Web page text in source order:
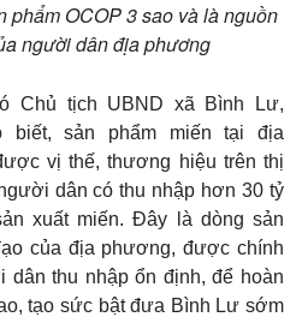
phẩm OCOP 3 sao và là nguồn
người dân địa phương
Chủ tịch UBND xã Bình Lư,
biết, sản phẩm miến tại địa
vị thế, thương hiệu trên thị
dân có thu nhập hơn 30 tỷ
xuất miến. Đây là dòng sản
của địa phương, được chính
dân thu nhập ổn định, để hoàn
tạo sức bật đưa Bình Lư sớm